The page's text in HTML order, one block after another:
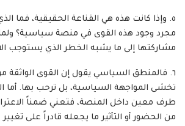
٥. وإذا كانت هذه هي القناعة الحقيقية، فما
مجرد وجود هذه القوى في منصة سياسية؟
مشاركتها إلى ما يشبه الخطر الذي يستوجب
٦. فالمنطق السياسي يقول إن القوى الواثقة
تخشى المواجهة السياسية، بل ترحب بها. أما
طرف معين داخل المنصة، فتعني ضمناً
من الحضور أو التأثير ما يجعله قادراً على